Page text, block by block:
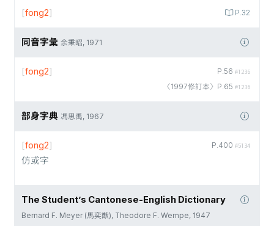
P.32
[fong2]
同音字彙 余秉昭, 1971
P.56 #1236
〈1997修訂本〉P.65 #1236
[fong2]
部身字典 馮思禹, 1967
P.400 #5134
[fong2]
仿或字
The Student’s Cantonese-English Dictionary
Bernard F. Meyer (馬奕猷), Theodore F. Wempe, 1947